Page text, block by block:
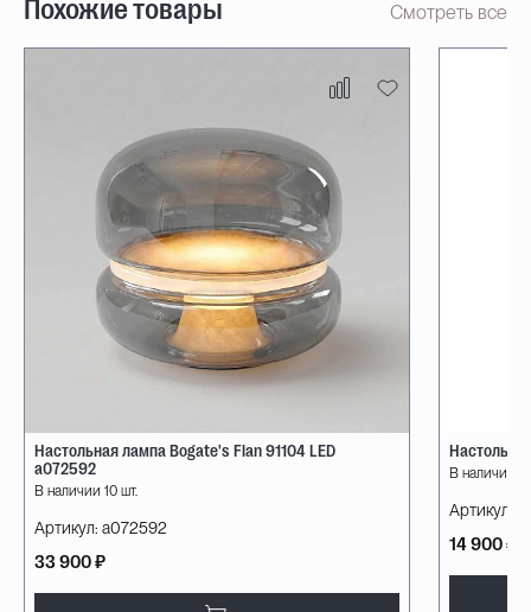
Похожие товары Смотреть все
Настольная лампа Bogate's Flan 91104 LED
a072592
В наличии 10 шт.
Артикул: a072592
33 900 ₽
В наличии
Артикул:
14 900 ₽